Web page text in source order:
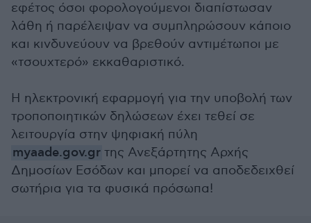
εφέτος όσοι φορολογούμενοι διαπίστωσαν
λάθη ή παρέλειψαν να συμπληρώσουν κάποιο
και κινδυνεύουν να βρεθούν αντιμέτωποι με
«τσουχτερό» εκκαθαριστικό.
Η ηλεκτρονική εφαρμογή για την υποβολή των
τροποποιητικών δηλώσεων έχει τεθεί σε
λειτουργία στην ψηφιακή πύλη
myaade.gov.gr της Ανεξάρτητης Αρχής
Δημοσίων Εσόδων και μπορεί να αποδεδειχθεί
σωτήρια για τα φυσικά πρόσωπα!